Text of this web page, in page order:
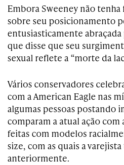
Embora Sweeney não
sobre seu posicionamento
entusiasticamente
que disse que seu
sexual reflete a “morte da
Vários conservadores
com a American Eagle nas
algumas pessoas postando
comparam a atual ação com
feitas com modelos
size, com as quais a
anteriormente.